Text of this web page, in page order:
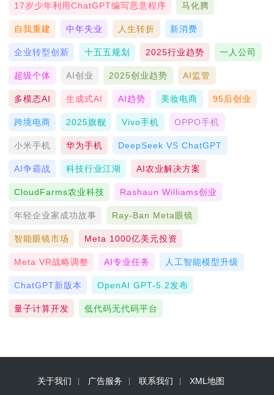
17岁少年利用ChatGPT编写恶意程序 马化腾
自我重建 中年失业 人生转折 新消费
企业转型创新 十五五规划 2025行业趋势 一人公司
超级个体 AI创业 2025创业趋势 AI监管
多模态AI 生成式AI AI趋势 美妆电商 95后创业
跨境电商 2025旗舰 Vivo手机 OPPO手机
小米手机 华为手机 DeepSeek VS ChatGPT
AI争霸战 科技行业江湖 AI农业解决方案
CloudFarms农业科技 Rashaun Williams创业
年轻企业家成功故事 Ray-Ban Meta眼镜
智能眼镜市场 Meta 1000亿美元投资
Meta VR战略调整 AI专业任务 人工智能模型升级
ChatGPT新版本 OpenAI GPT-5.2发布
量子计算开发 低代码无代码平台
关于我们 广告服务 联系我们 XML地图